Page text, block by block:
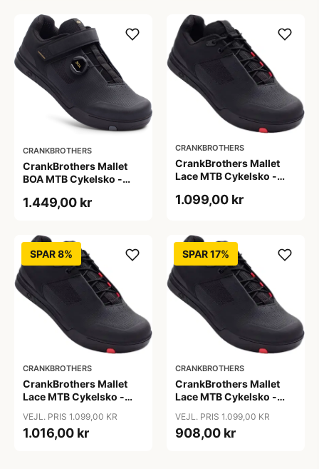
CRANKBROTHERS
CrankBrothers Mallet
BOA MTB Cykelsko -
1.449,00 kr
CRANKBROTHERS
CrankBrothers Mallet
Lace MTB Cykelsko -
1.099,00 kr
SPAR 8%
CRANKBROTHERS
CrankBrothers Mallet
Lace MTB Cykelsko -
VEJL. PRIS 1.099,00 KR
1.016,00 kr
SPAR 17%
CRANKBROTHERS
CrankBrothers Mallet
Lace MTB Cykelsko -
VEJL. PRIS 1.099,00 KR
908,00 kr